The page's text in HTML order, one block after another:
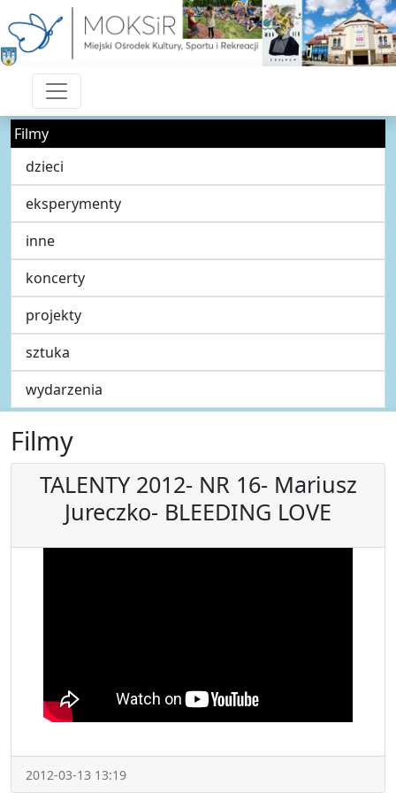
Filmy
dzieci
eksperymenty
inne
koncerty
projekty
sztuka
wydarzenia
Filmy
TALENTY 2012- NR 16- Mariusz
Jureczko- BLEEDING LOVE
2012-03-13 13:19